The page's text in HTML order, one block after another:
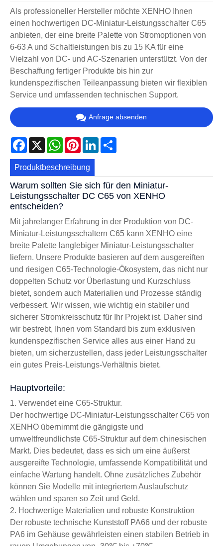
Als professioneller Hersteller möchte XENHO Ihnen
einen hochwertigen DC-Miniatur-Leistungsschalter C65
anbieten, der eine breite Palette von Stromoptionen von
6-63 A und Schaltleistungen bis zu 15 KA für eine
Vielzahl von DC- und AC-Szenarien unterstützt. Von der
Beschaffung fertiger Produkte bis hin zur
kundenspezifischen Teileanpassung bieten wir flexiblen
Service und umfassenden technischen Support.
Anfrage absenden
Facebook
X WhatsApp
PinterestLinkedIn
Produktbeschreibung
Warum sollten Sie sich für den Miniatur-
Leistungsschalter DC C65 von XENHO
entscheiden?
Mit jahrelanger Erfahrung in der Produktion von DC-
Miniatur-Leistungsschaltern C65 kann XENHO eine
breite Palette langlebiger Miniatur-Leistungsschalter
liefern. Unsere Produkte basieren auf dem ausgereiften
und riesigen C65-Technologie-Ökosystem, das nicht nur
doppelten Schutz vor Überlastung und Kurzschluss
bietet, sondern auch Materialien und Prozesse ständig
verbessert. Wir wissen, wie wichtig ein stabiler und
sicherer Stromkreisschutz für Ihr Projekt ist. Daher sind
wir bestrebt, Ihnen vom Standard bis zum exklusiven
kundenspezifischen Service alles aus einer Hand zu
bieten, um sicherzustellen, dass jeder Leistungsschalter
ein gutes Preis-Leistungs-Verhältnis bietet.
Hauptvorteile:
1. Verwendet eine C65-Struktur.
Der hochwertige DC-Miniatur-Leistungsschalter C65 von
XENHO übernimmt die gängigste und
umweltfreundlichste C65-Struktur auf dem chinesischen
Markt. Dies bedeutet, dass es sich um eine äußerst
ausgereifte Technologie, umfassende Kompatibilität und
einfache Wartung handelt. Ohne zusätzliches Zubehör
können Sie Modelle mit integriertem Auslaufschutz
wählen und sparen so Zeit und Geld.
2. Hochwertige Materialien und robuste Konstruktion
Der robuste technische Kunststoff PA66 und der robuste
PA6 im Gehäuse gewährleisten einen stabilen Betrieb in